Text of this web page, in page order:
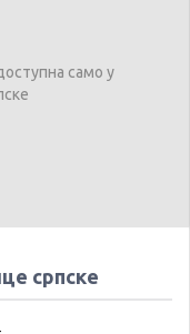
само у
српске